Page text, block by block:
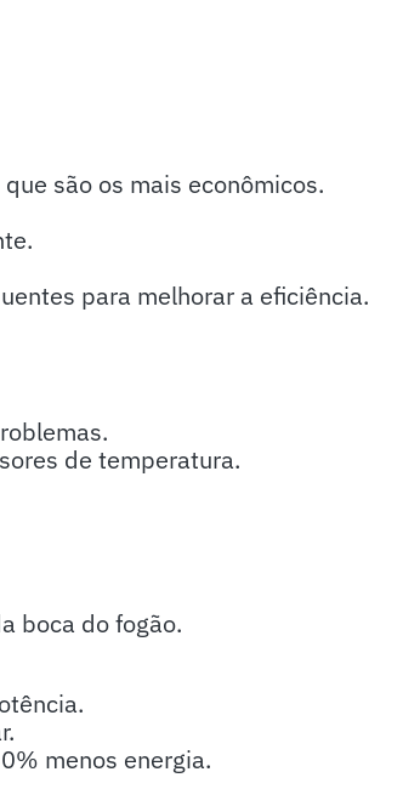
são os mais econômicos.
para melhorar a eficiência.
de temperatura.
boca do fogão.
menos energia.